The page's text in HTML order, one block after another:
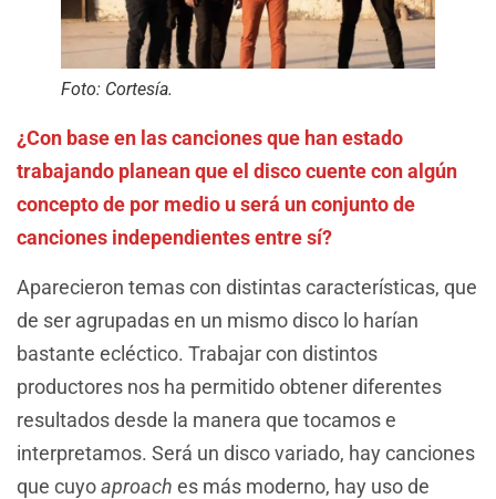
Foto: Cortesía.
¿Con base en las canciones que han estado
trabajando planean que el disco cuente con algún
concepto de por medio u será un conjunto de
canciones independientes entre sí?
Aparecieron temas con distintas características, que
de ser agrupadas en un mismo disco lo harían
bastante ecléctico. Trabajar con distintos
productores nos ha permitido obtener diferentes
resultados desde la manera que tocamos e
interpretamos. Será un disco variado, hay canciones
que cuyoaproach es más moderno, hay uso de